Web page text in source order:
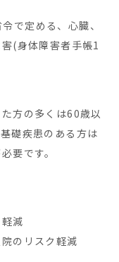
で定める、心臓、
(身体障害者手帳1
方の多くは60歳以
礎疾患のある方は
要です。
減
のリスク軽減